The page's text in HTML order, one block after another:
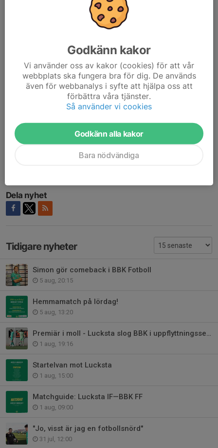
det bra, men vi kan också ta med oss mycket som var bra.
David Ehlin- William Roberts, Stefan Meyer, David
Wärne(57) Sargal Amine Hejai, Islam Burman- Muis Bello(88),
Kayden Dugas.
Avbytare:Adam Benson, Jack Nilsson, Malte Barsk(88), Victor
Davis(57) ,Filmon Abraha,Tor Lejon
Hugo Bergman, 1-3(55) Kayden Dugas, 1-4(85) Herman
Frishammar
. Sargal Amine Hejai(62)(81) och därmed rött kort.
Dela nyhet
Tidigare nyheter
Simon gör comeback i BBK Fotboll
5 aug, 20:15
Hemmamatch på lördag!
5 aug, 13:20
Premiär i moll - Lucksta slog BBK i uppflyttningsserien
1 aug, 19:16
Startelvan mot Lucksta
1 aug, 15:00
Matchguide: Lucksta IF—BBK FF
1 aug, 09:00
"Jo, visst är jag en fotbollsnörd"
31 jul, 12:00
Godkänn kakor
Vi använder oss av kakor (cookies) för att vår
webbplats ska fungera bra för dig. De används
även för webbanalys i syfte att hjälpa oss att
förbättra våra tjänster.
Så använder vi cookies
Godkänn alla kakor
Bara nödvändiga